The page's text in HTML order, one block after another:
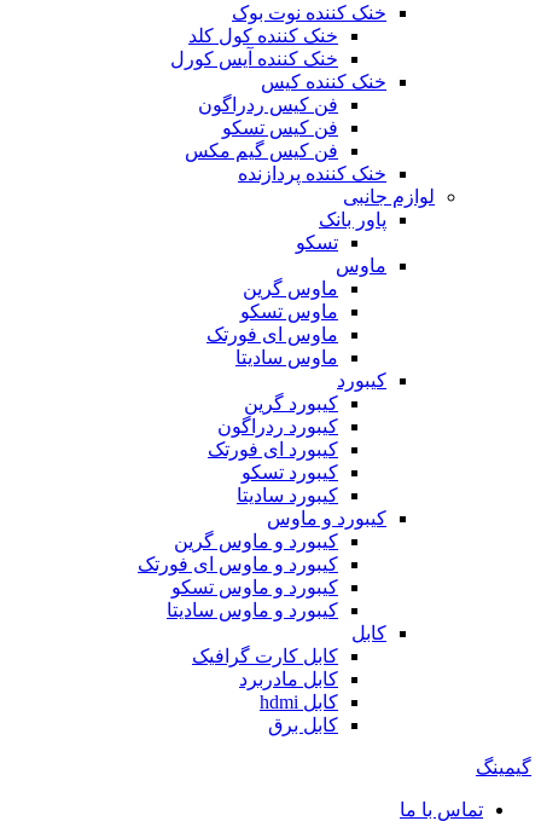
خنک کننده نوت بوک
خنک کننده کول کلد
خنک کننده آیس کورل
خنک کننده کیس
فن کیس ردراگون
فن کیس تسکو
فن کیس گیم مکس
خنک کننده پردازنده
لوازم جانبی
پاور بانک
تسکو
ماوس
ماوس گرین
ماوس تسکو
ماوس ای فورتک
ماوس سادیتا
کیبورد
کیبورد گرین
کیبورد ردراگون
کیبورد ای فورتک
کیبورد تسکو
کیبورد سادیتا
کیبورد و ماوس
کیبورد و ماوس گرین
کیبورد و ماوس ای فورتک
کیبورد و ماوس تسکو
کیبورد و ماوس سادیتا
کابل
کابل کارت گرافیک
کابل مادربرد
کابل hdmi
کابل برق
گیمینگ
تماس با ما